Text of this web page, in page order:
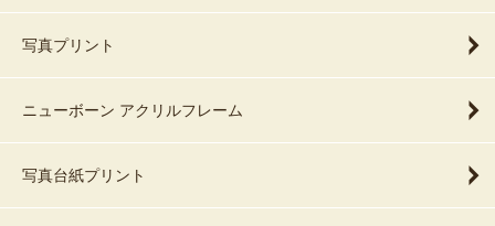
写真プリント
ニューボーン アクリルフレーム
写真台紙プリント